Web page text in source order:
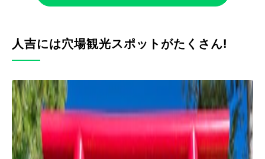
人吉には穴場観光スポットがたくさん!